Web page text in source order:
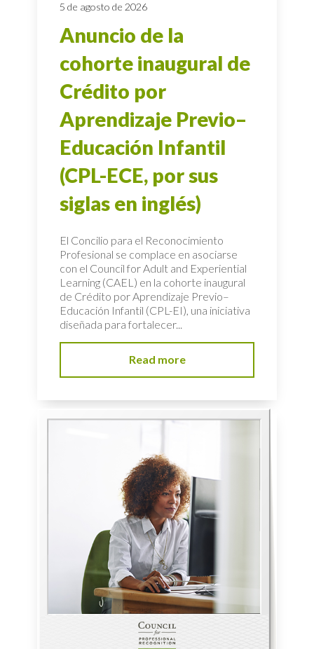
5 de agosto de 2026
Anuncio de la
cohorte inaugural de
Crédito por
Aprendizaje Previo–
Educación Infantil
(CPL-ECE, por sus
siglas en inglés)
El Concilio para el Reconocimiento
Profesional se complace en asociarse
con el Council for Adult and Experiential
Learning (CAEL) en la cohorte inaugural
de Crédito por Aprendizaje Previo–
Educación Infantil (CPL-EI), una iniciativa
diseñada para fortalecer...
Read more